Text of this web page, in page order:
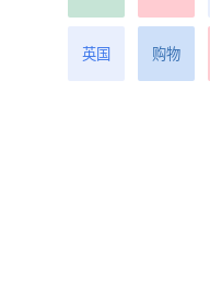
英国 购物